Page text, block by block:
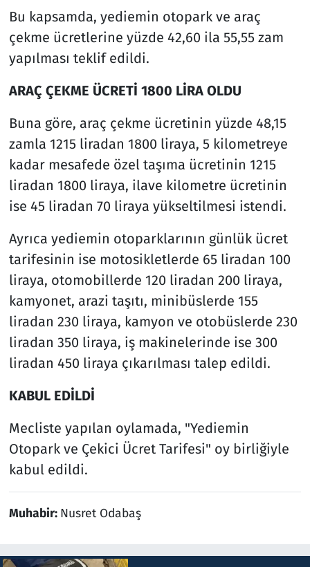
Bu kapsamda, yediemin otopark ve araç
çekme ücretlerine yüzde 42,60 ila 55,55 zam
yapılması teklif edildi.
ARAÇ ÇEKME ÜCRETİ 1800 LİRA OLDU
Buna göre, araç çekme ücretinin yüzde 48,15
zamla 1215 liradan 1800 liraya, 5 kilometreye
kadar mesafede özel taşıma ücretinin 1215
liradan 1800 liraya, ilave kilometre ücretinin
ise 45 liradan 70 liraya yükseltilmesi istendi.
Ayrıca yediemin otoparklarının günlük ücret
tarifesinin ise motosikletlerde 65 liradan 100
liraya, otomobillerde 120 liradan 200 liraya,
kamyonet, arazi taşıtı, minibüslerde 155
liradan 230 liraya, kamyon ve otobüslerde 230
liradan 350 liraya, iş makinelerinde ise 300
liradan 450 liraya çıkarılması talep edildi.
KABUL EDİLDİ
Mecliste yapılan oylamada, "Yediemin
Otopark ve Çekici Ücret Tarifesi" oy birliğiyle
kabul edildi.
Muhabir: Nusret Odabaş